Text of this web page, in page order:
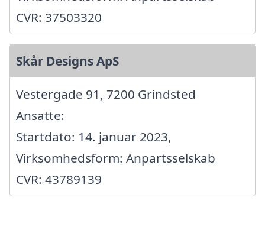
CVR: 37503320
Skår Designs ApS
Vestergade 91, 7200 Grindsted
Ansatte:
Startdato: 14. januar 2023,
Virksomhedsform: Anpartsselskab
CVR: 43789139